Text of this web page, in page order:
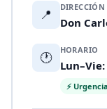
📍 DIRECCIÓN
Don
🕐 HORARIO
⚡